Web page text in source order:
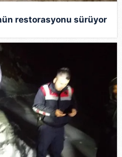
restorasyonu sürüyor